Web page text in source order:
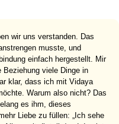
wir uns verstanden. Das
musste, und
einfach hergestellt. Mir
Beziehung viele Dinge in
klar, dass ich mit Vidaya
Warum also nicht? Das
es ihm, dieses
Liebe zu füllen: „Ich sehe